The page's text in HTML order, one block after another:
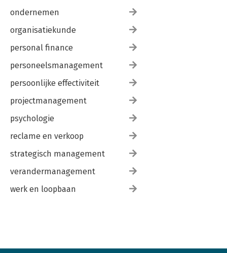
ondernemen
organisatiekunde
personal finance
personeelsmanagement
persoonlijke effectiviteit
projectmanagement
psychologie
reclame en verkoop
strategisch management
verandermanagement
werk en loopbaan